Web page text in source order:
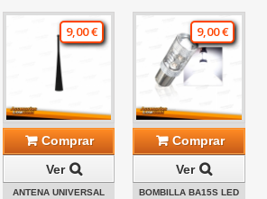
9,00 €
Comprar
Ver
ANTENA UNIVERSAL
9,00 €
Comprar
Ver
BOMBILLA BA15S LED